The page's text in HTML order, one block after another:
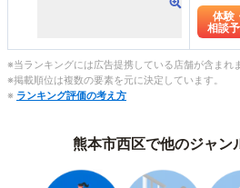
体験
相談
※当ランキングには広告提携している店舗が含まれま
※掲載順位は複数の要素を元に決定しています。
※ ランキング評価の考え方
熊本市西区で他のジャン